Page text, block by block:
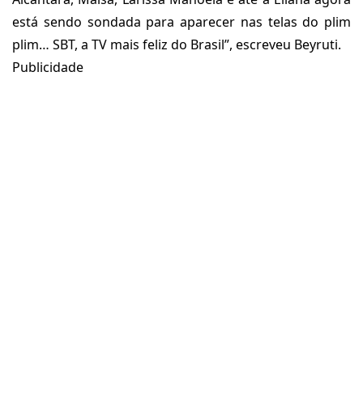
está sendo sondada para aparecer nas telas do plim
plim… SBT, a TV mais feliz do Brasil”, escreveu Beyruti.
Publicidade